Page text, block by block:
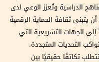
الدراسية وتُعزز الوعي لدى
يتبنى ثقافة الحماية الرقمية
إلى الجهات التشريعية التي
التحديات المتجددة.
تكاتفًا حقيقيًا بين